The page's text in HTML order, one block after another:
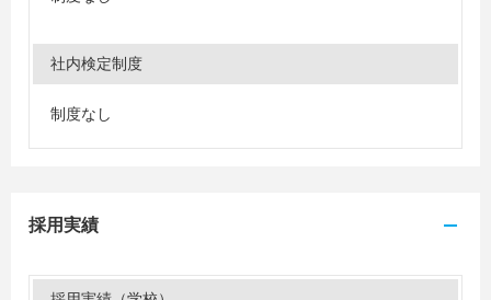
社内検定制度
制度なし
採用実績